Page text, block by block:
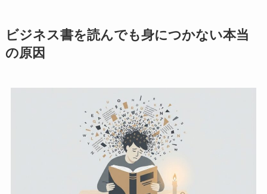
ビジネス書を読んでも身につかない本当
の原因